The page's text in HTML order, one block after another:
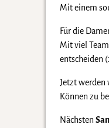
Mit einem
Für die
Mit viel
entscheiden
Jetzt werden
Können zu
Nächsten